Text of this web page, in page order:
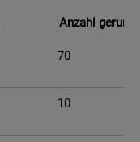
An­zahl
70
10